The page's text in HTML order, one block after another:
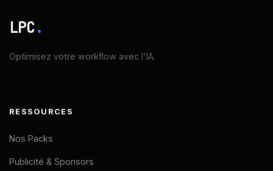
LPC.
Optimisez votre workflow avec l'IA.
RESSOURCES
Nos Packs
Publicité & Sponsors